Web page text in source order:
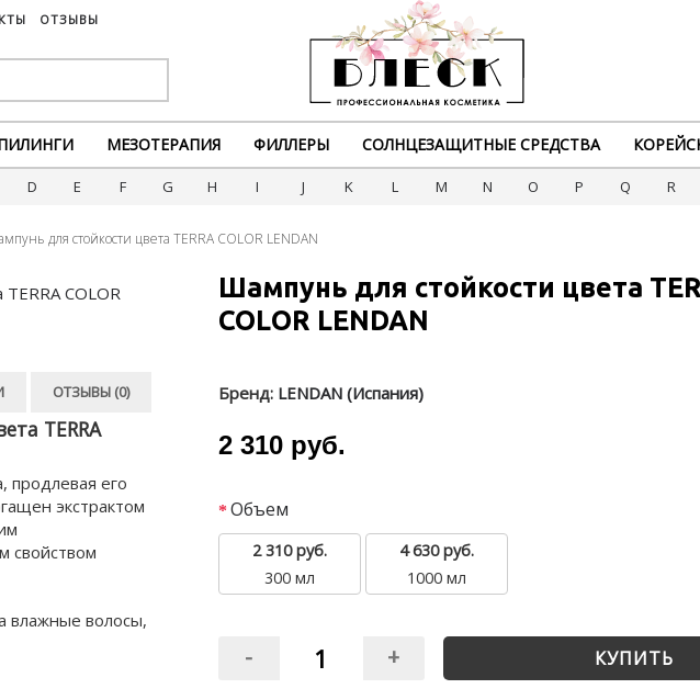
ОТЗЫВЫ
МЕЗОТЕРАПИЯ ФИЛЛЕРЫ СОЛНЦЕЗАЩИТНЫЕ СРЕДСТВА
D E F G H I J K L M N O P Q R
для стойкости цвета TERRA COLOR LENDAN
ОТЗЫВЫ (0)
TERRA
продлевая его
экстрактом
свойством
влажные волосы,
Шампунь для стойкости цвета
COLOR LENDAN
Бренд: LENDAN (Испания)
2 310 руб.
Объем
2 310 руб.
300 мл
4 630 руб.
1000 мл
- + КУПИТЬ